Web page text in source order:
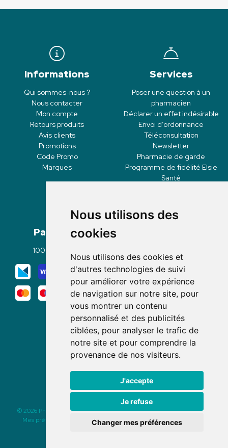
Nous utilisons des
cookies
Nous utilisons des cookies et
d'autres technologies de suivi
pour améliorer votre expérience
de navigation sur notre site, pour
vous montrer un contenu
personnalisé et des publicités
ciblées, pour analyser le trafic de
notre site et pour comprendre la
provenance de nos visiteurs.
J'accepte
Je refuse
Changer mes préférences
Informations
Qui sommes-nous ?
Nous contacter
Mon compte
Retours produits
Avis clients
Promotions
Code Promo
Marques
Services
Poser une question à un
pharmacien
Déclarer un effet indésirable
Envoi d’ordonnance
Téléconsultation
Newsletter
Pharmacie de garde
Programme de fidélité Elsie
Santé
Paiement
100% sécurisé
Mode de livraison
Nous suivre
© 2026 Pharmacie des Rochettes | Tous droits réservés | Apotekisto
Mes préférences Cookies | Mentions légales | CGV | Données
personnelles
Cookies